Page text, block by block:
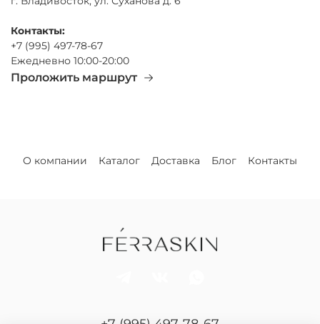
Контакты:
+7 (995) 497-78-67
Ежедневно 10:00-20:00
Проложить маршрут
О компании Каталог Доставка Блог Контакты